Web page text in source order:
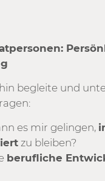
begleite und
es mir gelingen,
zu bleiben?
berufliche